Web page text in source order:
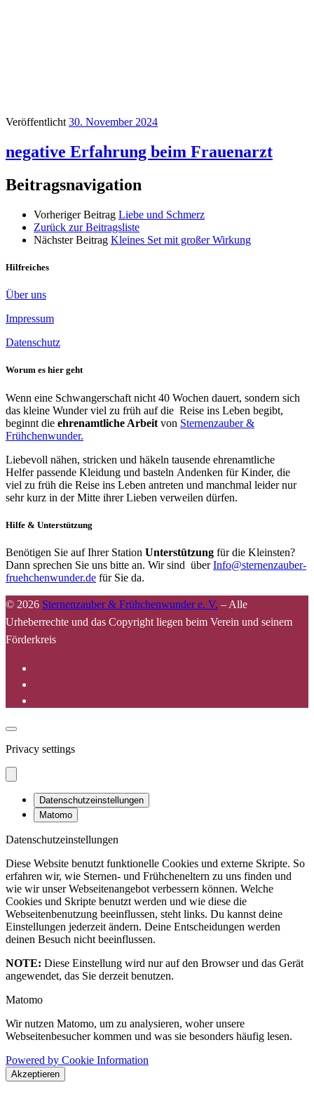
Veröffentlicht 30. November 2024
negative Erfahrung beim Frauenarzt
Beitragsnavigation
Vorheriger Beitrag Liebe und Schmerz
Zurück zur Beitragsliste
Nächster Beitrag Kleines Set mit großer Wirkung
Hilfreiches
Über uns
Impressum
Datenschutz
Worum es hier geht
Wenn eine Schwangerschaft nicht 40 Wochen dauert, sondern sich
das kleine Wunder viel zu früh auf die Reise ins Leben begibt,
beginnt die ehrenamtliche Arbeit von Sternenzauber &
Frühchenwunder.
Liebevoll nähen, stricken und häkeln tausende ehrenamtliche
Helfer passende Kleidung und basteln Andenken für Kinder, die
viel zu früh die Reise ins Leben antreten und manchmal leider nur
sehr kurz in der Mitte ihrer Lieben verweilen dürfen.
Hilfe & Unterstützung
Benötigen Sie auf Ihrer Station Unterstützung für die Kleinsten?
Dann sprechen Sie uns bitte an. Wir sind überInfo@sternenzauber-
fruehchenwunder.de für Sie da.
© 2026 Sternenzauber & Frühchenwunder e. V. – Alle
Urheberrechte und das Copyright liegen beim Verein und seinem
Förderkreis
Privacy settings
Datenschutzeinstellungen
Matomo
Datenschutzeinstellungen
Diese Website benutzt funktionelle Cookies und externe Skripte. So
erfahren wir, wie Sternen- und Frühcheneltern zu uns finden und
wie wir unser Webseitenangebot verbessern können. Welche
Cookies und Skripte benutzt werden und wie diese die
Webseitenbenutzung beeinflussen, steht links. Du kannst deine
Einstellungen jederzeit ändern. Deine Entscheidungen werden
deinen Besuch nicht beeinflussen.
NOTE: Diese Einstellung wird nur auf den Browser und das Gerät
angewendet, das Sie derzeit benutzen.
Matomo
Wir nutzen Matomo, um zu analysieren, woher unsere
Webseitenbesucher kommen und was sie besonders häufig lesen.
Powered by Cookie Information
Akzeptieren